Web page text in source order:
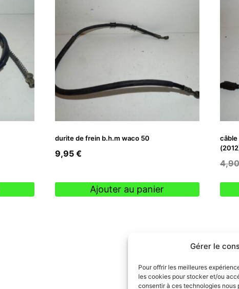
Gérer le
Pour offrir les meilleures
les cookies pour stocker et/ou
consentir à ces technologies nous
durite de frein b.h.m waco 50
9,95 €
Ajouter au panier
câble